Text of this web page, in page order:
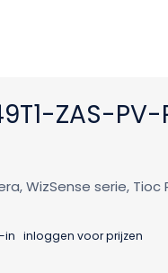
ZAS-PV-
WizSense serie, Tioc
in inloggen voor prijzen